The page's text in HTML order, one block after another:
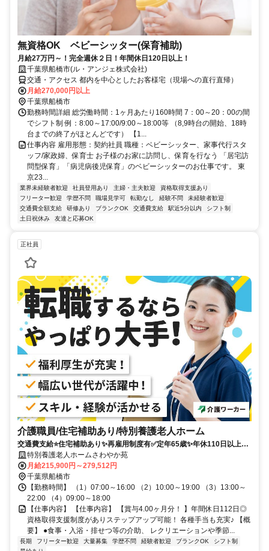
無資格OK ベビーシッター(保育補助)
月給27万円～！完全週休２日！年間休日120日以上！
千葉県船橋市(ル・アンジェ株式会社)
交通・アクセス 都内を中心としたお客様宅（現場への直行直帰）
月給270,000円以上
千葉県船橋市
勤務時間詳細 総労働時間：1ヶ月あたり160時間 7：00～20：00の間
でシフト制 例：8:00～17:00/9:00～18:00等 （8,9時台の開始、18時
台までの終了がほとんどです） 【1...
仕事内容 雇用形態：契約社員 職種：ベビーシッター、家事代行スタ
ッフ/家政婦、保育士 お子様のお家に訪問し、保育を行なう 「居宅訪
問型保育」「病児病後児保育」のベビーシッターのお仕事です。 東
京23...
業界未経験者歓迎 社員登用あり 主婦・主夫歓迎
資格取得支援あり
フリーター歓迎
学歴不問 職場見学可 転勤なし 経験不問
未経験者歓迎
交通費全額支給
研修あり ブランクOK 交通費支給 駅近5分以内
シフト制
土日祝休み
友達と応募OK
正社員
介護職員/住宅補助あり/特別養護老人ホーム
交通費支給⭐️住宅補助あり✨再雇用制度有✅️定年65歳✨年休110日以上⭕️
研修支援有✨経験者優遇❗️車通勤ＯＫ
特別養護老人ホームさわやか苑
月給215,900円～279,512円
千葉県船橋市
【勤務時間】 （1）07:00～16:00 （2）10:00～19:00 （3）13:00～
22:00 （4）09:00～18:00
【仕事内容】 【仕事内容】 【賞与4.00ヶ月分！ 】年間休日112日◎
資格取得支援制度がありステップアップ可能！ 各種手当も充実♪ 【概
要】 ●食事・入浴・排せつ等の介助、 レクリエーションや季節...
長期 フリーター歓迎 大量募集 学歴不問 経験者歓迎 ブランクOK
シフト制